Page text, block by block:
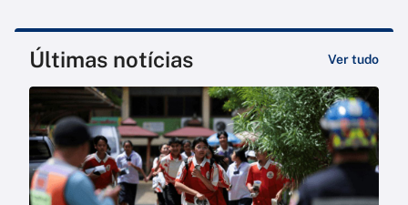
Últimas notícias Ver tudo